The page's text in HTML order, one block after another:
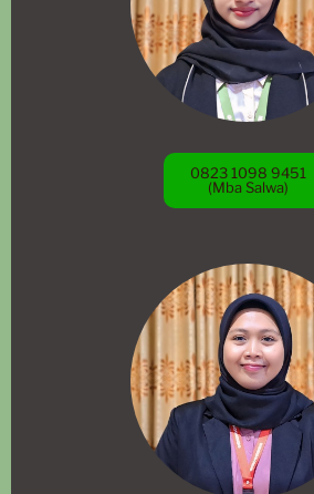
0823 1098 9451
(Mba Salwa)